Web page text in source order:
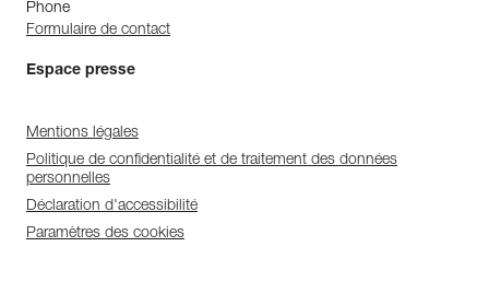
Phone
Formulaire de contact
Espace presse
Mentions légales
Politique de confidentialité et de traitement des données
personnelles
Déclaration d'accessibilité
Paramètres des cookies